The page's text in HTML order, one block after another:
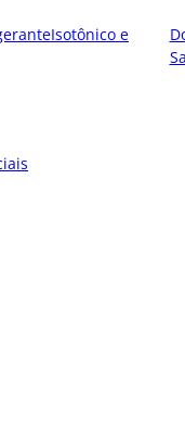
Isotônico e